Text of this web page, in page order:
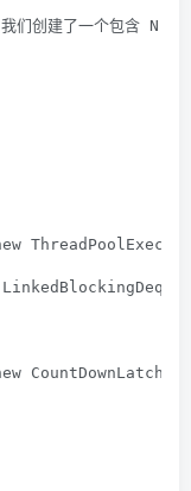
们创建了一个包含 N
CountDownLatch(